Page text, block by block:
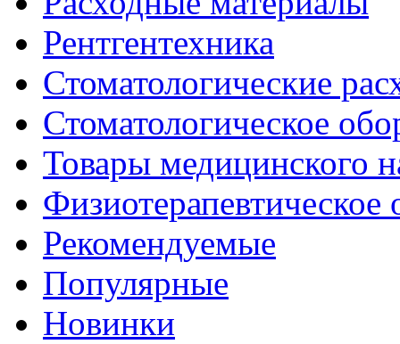
Рентгентехника
Стоматологические
Стоматологическое
Товары медицинского
Физиотерапевтическое
Рекомендуемые
Популярные
Новинки